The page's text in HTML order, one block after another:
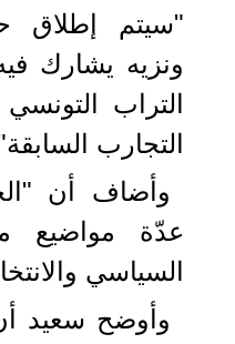
"سيتم إطلاق
ونزيه يشارك
التراب
التجارب
وأضاف أن
عدّة مواضيع
السياسي
وأوضح سعيد